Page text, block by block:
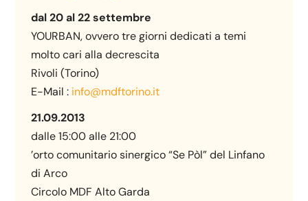
dal 20 al 22 settembre
YOURBAN, ovvero tre giorni dedicati a temi
molto cari alla decrescita
Rivoli (Torino)
E-Mail : info@mdftorino.it
21.09.2013
dalle 15:00 alle 21:00
’orto comunitario sinergico “Se Pòl” del Linfano
di Arco
Circolo MDF Alto Garda